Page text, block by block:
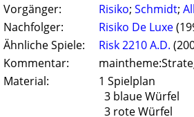
Vorgänger: Risiko; Schmidt;
Nachfolger:
Risiko De Luxe
Ähnliche Spiele:
Risk 2210 A.D.
Kommentar:
Material:
1 Spielplan
3 blaue Würfel
3 rote Würfel